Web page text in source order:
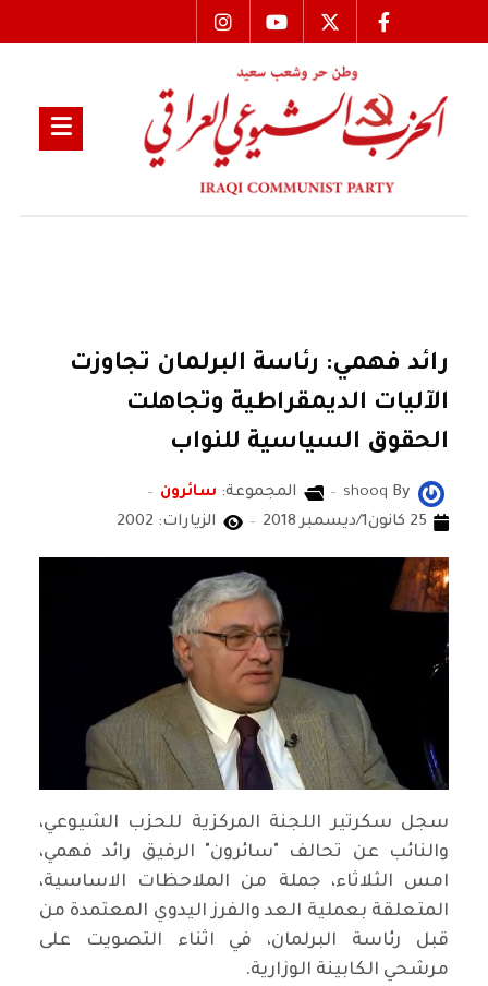
رائد فهمي: رئاسة البرلمان تجاوزت
الآليات الديمقراطية وتجاهلت
الحقوق السياسية للنواب
By
shooq المجموعة: سائرون
25 كانون1/ديسمبر 2018
الزيارات: 2002
سجل سكرتير اللجنة المركزية للحزب الشيوعي،
والنائب عن تحالف "سائرون" الرفيق رائد فهمي،
امس الثلاثاء، جملة من الملاحظات الاساسية،
المتعلقة بعملية العد والفرز اليدوي المعتمدة من
قبل رئاسة البرلمان، في اثناء التصويت على
مرشحي الكابينة الوزارية.